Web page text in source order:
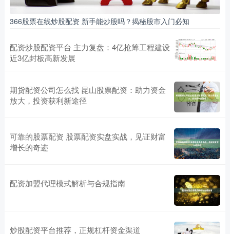
366股票在线炒股配资 新手能炒股吗？揭秘股市入门必知
配资炒股配资平台 主力复盘：4亿抢筹工程建设
近3亿封板高新发展
期货配资公司怎么找 昆山股票配资：助力资金
放大，投资获利新途径
可靠的股票配资 股票配资实盘实战，见证财富
增长的奇迹
配资加盟代理模式解析与合规指南
炒股配资平台推荐，正规杠杆资金渠道